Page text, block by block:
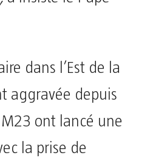
dans l’Est de la
aggravée depuis
ont lancé une
la prise de